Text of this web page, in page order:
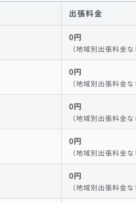
出張料金
0円
（地域別出張料金
0円
（地域別出張料金
0円
（地域別出張料金
0円
（地域別出張料金
0円
（地域別出張料金